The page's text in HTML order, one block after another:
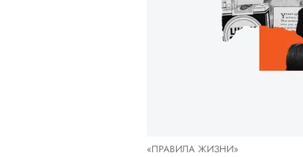
«ПРАВИЛА ЖИЗНИ»